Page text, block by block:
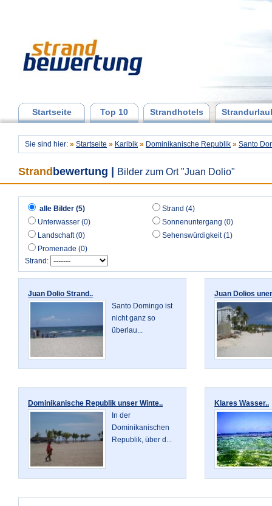
Startseite Top 10 Strandhotels
Sie sind hier: » Startseite » Karibik » Dominikanische Republik » Santo
Strand bewertung Bilder zum Ort "Juan Dolio"
alle Bilder (5)
Strand (4)
Unterwasser (0)
Sonnenuntergang (0)
Landschaft (0)
Sehenswürdigkeit (1)
Promenade (0)
Strand:
Juan Dolio Strand..
Santo Domingo ist
nicht ganz so
überlau...
Juan Dolios
Dominikanische Republik unser Winte..
In der
Dominikanischen
Republik, über d...
Klares Wasser..